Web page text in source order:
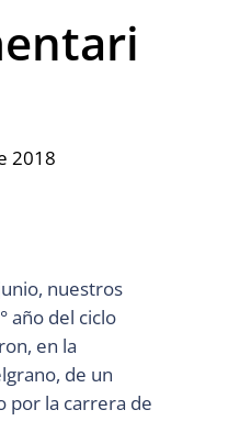
2018
nuestros
año del ciclo
en la
de un
por la carrera de